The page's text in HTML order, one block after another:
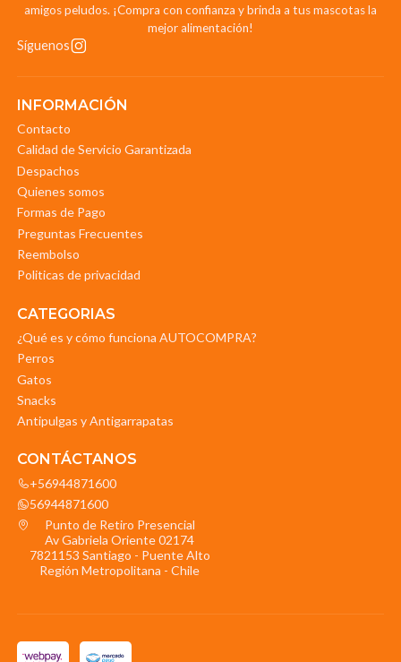
amigos peludos. ¡Compra con confianza y brinda a tus mascotas la
mejor alimentación!
Síguenos
INFORMACIÓN
Contacto
Calidad de Servicio Garantizada
Despachos
Quienes somos
Formas de Pago
Preguntas Frecuentes
Reembolso
Politicas de privacidad
CATEGORIAS
¿Qué es y cómo funciona AUTOCOMPRA?
Perros
Gatos
Snacks
Antipulgas y Antigarrapatas
CONTÁCTANOS
+56944871600
56944871600
Punto de Retiro Presencial
Av Gabriela Oriente 02174
7821153 Santiago - Puente Alto
Región Metropolitana - Chile